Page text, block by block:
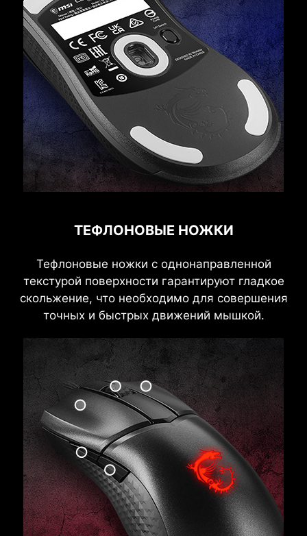
ТЕФЛОНОВЫЕ НОЖКИ
Тефлоновые ножки с однонаправленной
текстурой поверхности гарантируют гладкое
скольжение, что необходимо для совершения
точных и быстрых движений мышкой.